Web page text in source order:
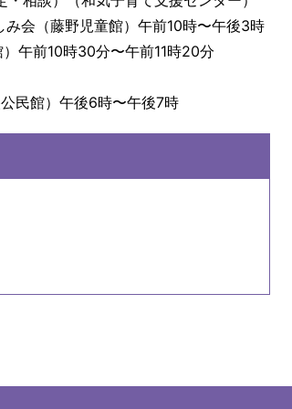
会（藤野児童館）午前10時〜午後3時
午前10時30分〜午前11時20分
民館）午後6時〜午後7時